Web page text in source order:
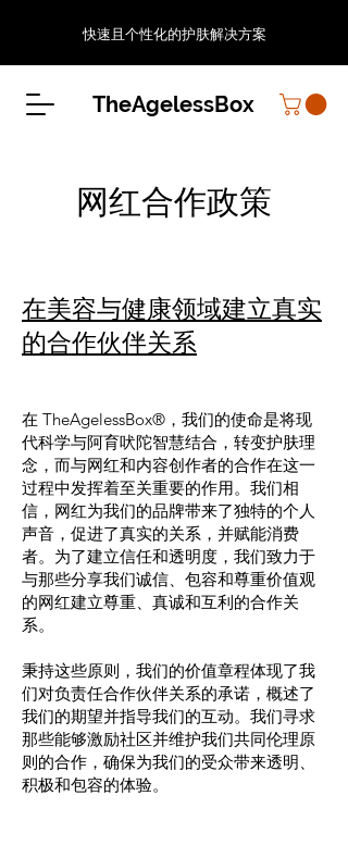
快速且个性化的护肤解决方案
TheAgelessBox
网红合作政策
在美容与健康领域建立真实
的合作伙伴关系
在 TheAgelessBox®，我们的使命是将现
代科学与阿育吠陀智慧结合，转变护肤理
念，而与网红和内容创作者的合作在这一
过程中发挥着至关重要的作用。我们相
信，网红为我们的品牌带来了独特的个人
声音，促进了真实的关系，并赋能消费
者。为了建立信任和透明度，我们致力于
与那些分享我们诚信、包容和尊重价值观
的网红建立尊重、真诚和互利的合作关
系。
秉持这些原则，我们的价值章程体现了我
们对负责任合作伙伴关系的承诺，概述了
我们的期望并指导我们的互动。我们寻求
那些能够激励社区并维护我们共同伦理原
则的合作，确保为我们的受众带来透明、
积极和包容的体验。